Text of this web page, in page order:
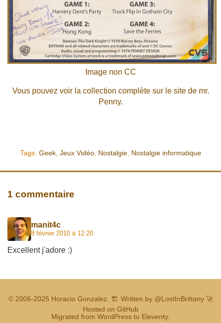
Image non CC
Vous pouvez voir la collection complète sur le site de mr.
Penny.
Tags: Geek, Jeux Vidéo, Nostalgie, Nostalgie informatique
1 commentaire
manit4c
8 février 2010 à 12:20
Excellent j'adore :)
© 2006-2025 Horacio Gonzalez 🏗️ Written by @LostInBrittany🚀
Hosted on GitHub
Migrated from WordPress to Eleventy.